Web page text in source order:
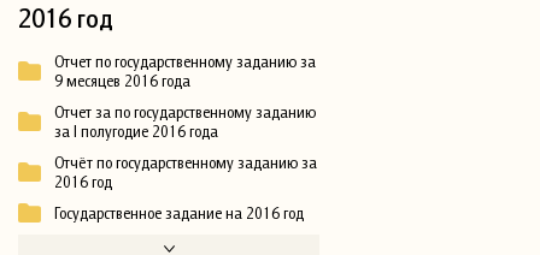
2016 год
Отчет по государственному заданию за
9 месяцев 2016 года
Отчет за по государственному заданию
за I полугодие 2016 года
Отчёт по государственному заданию за
2016 год
Государственное задание на 2016 год